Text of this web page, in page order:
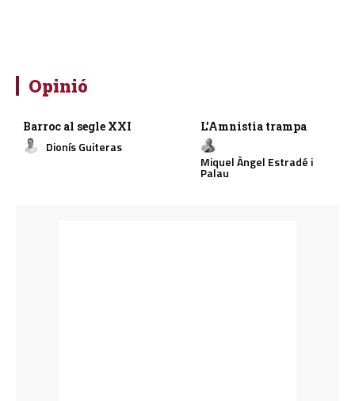
Opinió
Barroc al segle XXI
Dionís Guiteras
L’Amnistia trampa
Miquel Àngel Estradé i
Palau